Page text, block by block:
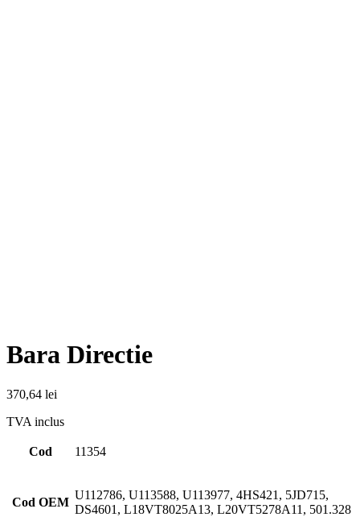
Bara Directie
370,64 lei
TVA inclus
Cod 11354
Cod OEM
U112786, U113588, U113977, 4HS421, 5JD715,
DS4601, L18VT8025A13, L20VT5278A11, 501.328